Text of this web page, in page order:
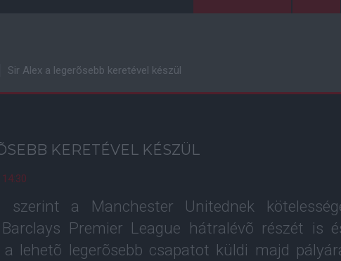
Sir Alex a legerõsebb keretével készül
KERETÉVEL KÉSZÜL
szerint a Manchester Unitednek
Premier League hátralévõ részét is
a lehetõ legerõsebb csapatot küldi majd